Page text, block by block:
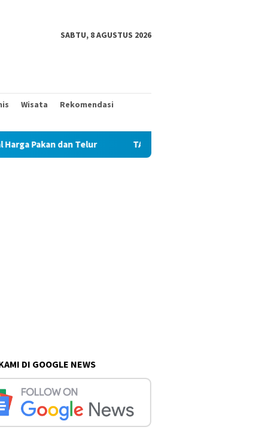
SABTU, 8 AGUSTUS 2026
Wisata
Rekomendasi
TAK MAU KALAH DENGAN YANG MUDA, TIGA KAKEK
DI GOOGLE NEWS